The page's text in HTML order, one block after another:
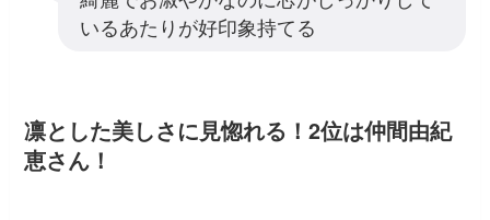
いるあたりが好印象持てる
凛とした美しさに見惚れる！2位は仲間由紀
恵さん！